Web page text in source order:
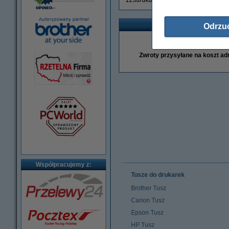
Współpracujemy z:
Zwroty przysyłane na koszt
Tusze do drukarek
Brother Tusz
Canon Tusz
Epson Tusz
HP Tusz